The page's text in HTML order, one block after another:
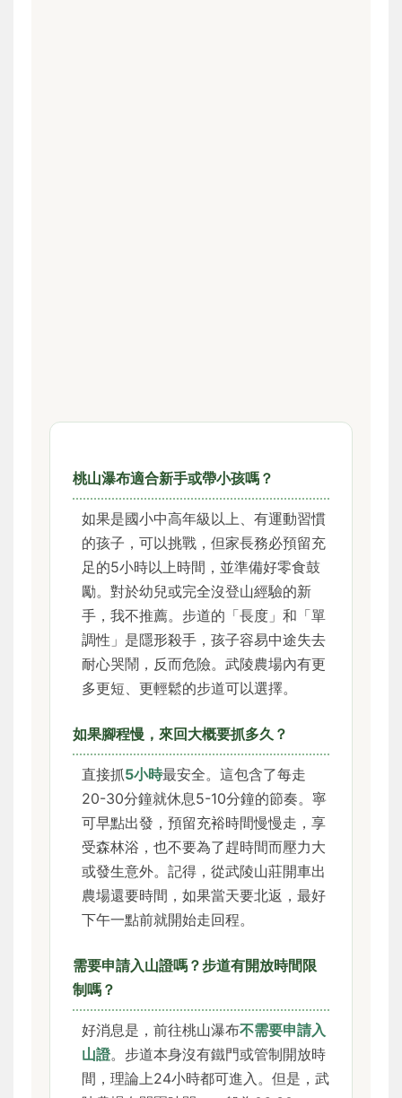
桃山瀑布適合新手或帶小孩嗎？
如果是國小中高年級以上、有運動習慣
的孩子，可以挑戰，但家長務必預留充
足的5小時以上時間，並準備好零食鼓
勵。對於幼兒或完全沒登山經驗的新
手，我不推薦。步道的「長度」和「單
調性」是隱形殺手，孩子容易中途失去
耐心哭鬧，反而危險。武陵農場內有更
多更短、更輕鬆的步道可以選擇。
如果腳程慢，來回大概要抓多久？
直接抓5小時最安全。這包含了每走
20-30分鐘就休息5-10分鐘的節奏。寧
可早點出發，預留充裕時間慢慢走，享
受森林浴，也不要為了趕時間而壓力大
或發生意外。記得，從武陵山莊開車出
農場還要時間，如果當天要北返，最好
下午一點前就開始走回程。
需要申請入山證嗎？步道有開放時間限
制嗎？
好消息是，前往桃山瀑布不需要申請入
山證。步道本身沒有鐵門或管制開放時
間，理論上24小時都可進入。但是，武